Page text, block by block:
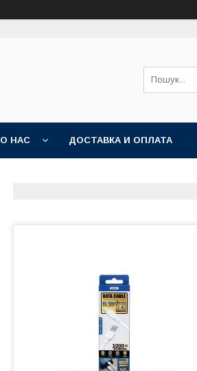
О НАС ДОСТАВКА И ОПЛАТА